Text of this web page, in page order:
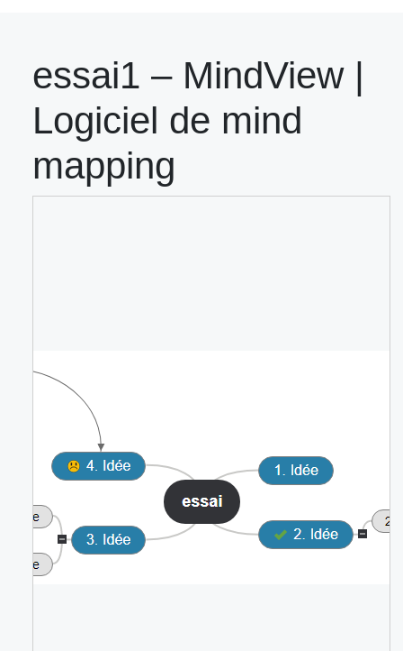
essai1 – MindView |
Logiciel de mind
mapping